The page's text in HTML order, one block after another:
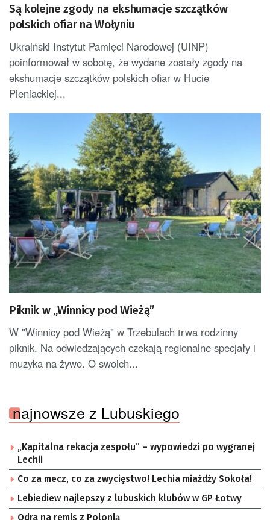
Są kolejne zgody na ekshumacje szczątków
polskich ofiar na Wołyniu
Ukraiński Instytut Pamięci Narodowej (UINP)
poinformował w sobotę, że wydane zostały zgody na
ekshumacje szczątków polskich ofiar w Hucie
Pieniackiej...
Piknik w „Winnicy pod Wieżą”
W "Winnicy pod Wieżą" w Trzebulach trwa rodzinny
piknik. Na odwiedzających czekają regionalne specjały i
muzyka na żywo. O swoich...
najnowsze z Lubuskiego
„Kapitalna rekacja zespołu” – wypowiedzi po wygranej
Lechii
Co za mecz, co za zwycięstwo! Lechia miażdży Sokoła!
Lebiediew najlepszy z lubuskich klubów w GP Łotwy
Odra na remis z Polonią